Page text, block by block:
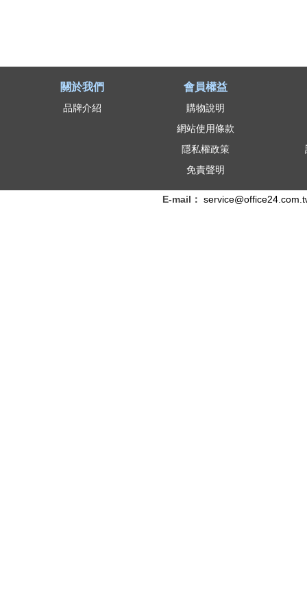
關於我們
品牌介紹
會員權益
購物說明
網站使用條款
隱私權政策
免責聲明
E-mail：